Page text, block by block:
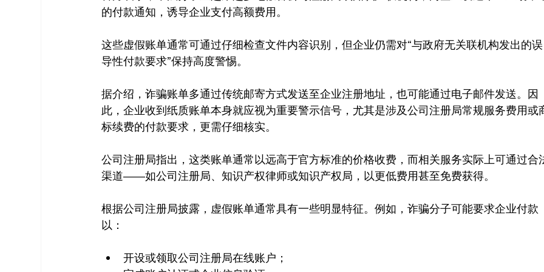
的付款通知，诱导企业支付高额费用。
这些虚假账单通常可通过仔细检查文件内容识别，但企业仍需对“与政府无关联机构发出的误
导性付款要求”保持高度警惕。
据介绍，诈骗账单多通过传统邮寄方式发送至企业注册地址，也可能通过电子邮件发送。因
此，企业收到纸质账单本身就应视为重要警示信号，尤其是涉及公司注册局常规服务费用或
标续费的付款要求，更需仔细核实。
公司注册局指出，这类账单通常以远高于官方标准的价格收费，而相关服务实际上可通过合
渠道——如公司注册局、知识产权律师或知识产权局，以更低费用甚至免费获得。
根据公司注册局披露，虚假账单通常具有一些明显特征。例如，诈骗分子可能要求企业付款
以：
开设或领取公司注册局在线账户；